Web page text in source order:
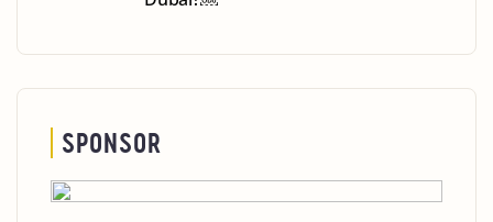
SPONSOR